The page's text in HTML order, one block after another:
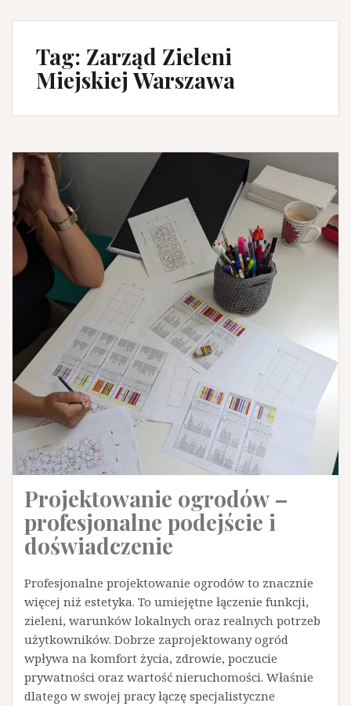
Tag: Zarząd Zieleni
Miejskiej Warszawa
Projektowanie ogrodów –
profesjonalne podejście i
doświadczenie
Profesjonalne projektowanie ogrodów to znacznie
więcej niż estetyka. To umiejętne łączenie funkcji,
zieleni, warunków lokalnych oraz realnych potrzeb
użytkowników. Dobrze zaprojektowany ogród
wpływa na komfort życia, zdrowie, poczucie
prywatności oraz wartość nieruchomości. Właśnie
dlatego w swojej pracy łączę specjalistyczne